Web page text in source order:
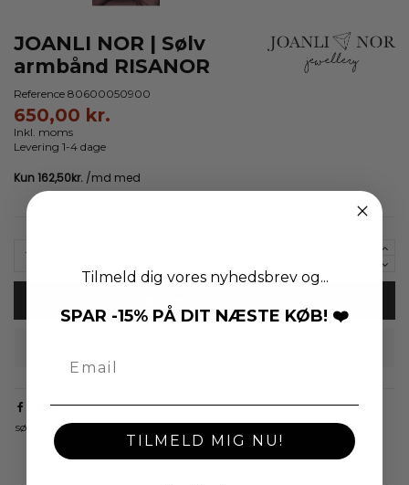
JOANLI NOR | Sølv
armbånd RISANOR
Reference 80600050900
650,00 kr.
Inkl. moms
Levering 1-4 dage
sølv armbånd joanli nor CZ RHOD
Tilmeld dig vores nyhedsbrev og...
SPAR -15% PÅ DIT NÆSTE KØB! ❤️
TILMELD MIG NU!